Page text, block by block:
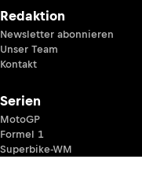
Redaktion
Newsletter abonnieren
Unser Team
Kontakt
Serien
MotoGP
Formel 1
Superbike-WM